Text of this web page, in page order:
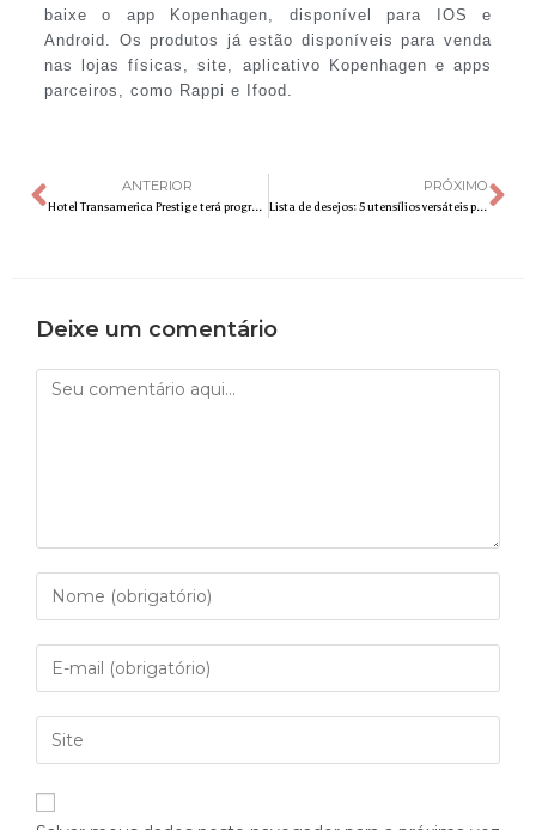
baixe o app Kopenhagen, disponível para IOS e
Android. Os produtos já estão disponíveis para venda
nas lojas físicas, site, aplicativo Kopenhagen e apps
parceiros, como Rappi e Ifood.
ANTERIOR
Hotel Transamerica Prestige terá programação especial e cardápio exclusivo para a Copa
PRÓXIMO
Lista de desejos: 5 utensílios versáteis para cuidar da organização de casa
Deixe um comentário